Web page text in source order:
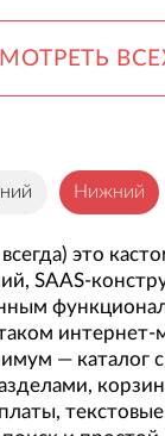
Нижний
это
SAAS-
интернет-
— каталог